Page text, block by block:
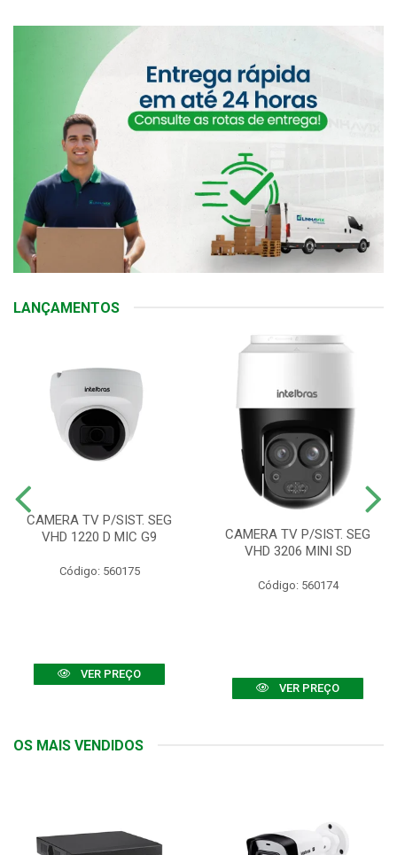
LANÇAMENTOS
CAMERA TV P/SIST. SEG
VHD 1220 D MIC G9
Código: 560175
VER PREÇO
CAMERA TV P/SIST. SEG
VHD 3206 MINI SD
Código: 560174
VER PREÇO
OS MAIS VENDIDOS